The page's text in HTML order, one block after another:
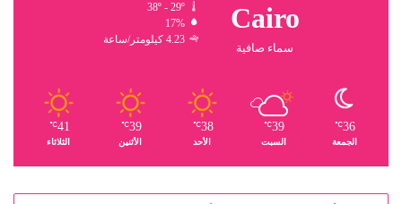
Cairo
سماء صافية
38º - 29º
17%
4.23 كيلومتر/ساعة
36
℃
الجمعة
39
℃
السبت
38
℃
الأحد
39
℃
الأثنين
41
℃
الثلاثاء